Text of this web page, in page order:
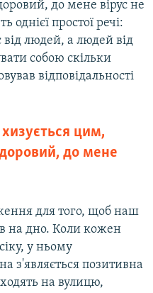
до мене вірус не
однієї простої речі:
людей, а людей від
собою скільки
відповідальності
цим,
до мене
для того, щоб наш
на дно. Коли кожен
у ньому
з'являється позитивна
на вулицю,